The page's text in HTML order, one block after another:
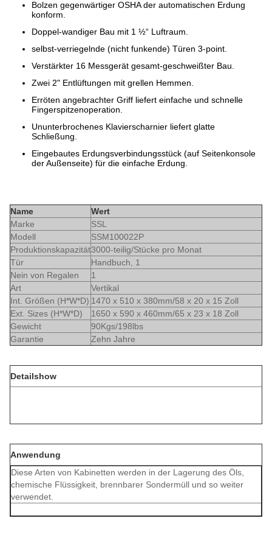
Bolzen gegenwärtiger OSHA der automatischen Erdung
konform.
Doppel-wandiger Bau mit 1 ½“ Luftraum.
selbst-verriegelnde (nicht funkende) Türen 3-point.
Verstärkter 16 Messgerät gesamt-geschweißter Bau.
Zwei 2" Entlüftungen mit grellen Hemmen.
Erröten angebrachter Griff liefert einfache und schnelle
Fingerspitzenoperation.
Ununterbrochenes Klavierscharnier liefert glatte
Schließung.
Eingebautes Erdungsverbindungsstück (auf Seitenkonsole
der Außenseite) für die einfache Erdung.
Name
Wert
Marke
SSL
Modell
SSM100022P
Produktionskapazität3000-teilig/Stücke pro Monat
Tür
Handbuch, 1
Nein von Regalen
1
Art
Vertikal
Int. Größen (H*W*D) 1470 x 510 x 380mm/58 x 20 x 15 Zoll
Ext. Sizes (H*W*D)
1650 x 590 x 460mm/65 x 23 x 18 Zoll
Gewicht
90Kgs/198lbs
Garantie
Zehn Jahre
Detailshow
Anwendung
Diese Arten von Kabinetten werden in der Lagerung des Öls,
chemische Flüssigkeit, brennbarer Sondermüll und so weiter
verwendet.